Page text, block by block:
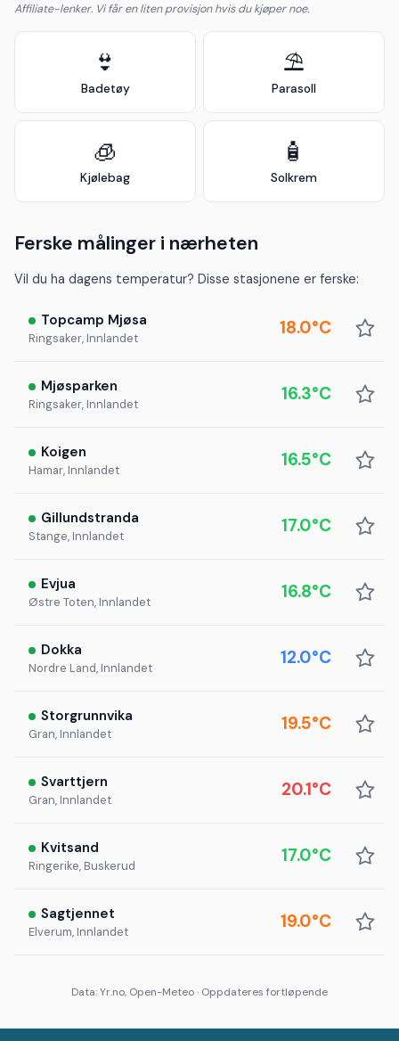
Affiliate-lenker. Vi får en liten provisjon hvis du kjøper noe.
👙
Badetøy
⛱️
Parasoll
🧊
Kjølebag
🧴
Solkrem
Ferske målinger i nærheten
Vil du ha dagens temperatur? Disse stasjonene er ferske:
Topcamp Mjøsa
Ringsaker, Innlandet 18.0°C
Mjøsparken
Ringsaker, Innlandet 16.3°C
Koigen
Hamar, Innlandet 16.5°C
Gillundstranda
Stange, Innlandet 17.0°C
Evjua
Østre Toten, Innlandet 16.8°C
Dokka
Nordre Land, Innlandet 12.0°C
Storgrunnvika
Gran, Innlandet 19.5°C
Svarttjern
Gran, Innlandet 20.1°C
Kvitsand
Ringerike, Buskerud 17.0°C
Sagtjennet
Elverum, Innlandet 19.0°C
Data: Yr.no, Open-Meteo · Oppdateres fortløpende